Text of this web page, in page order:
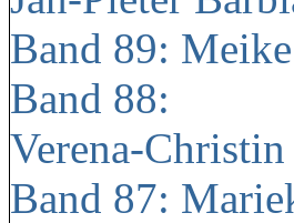
Band 89:
Band 88:
Verena-
Band 87: